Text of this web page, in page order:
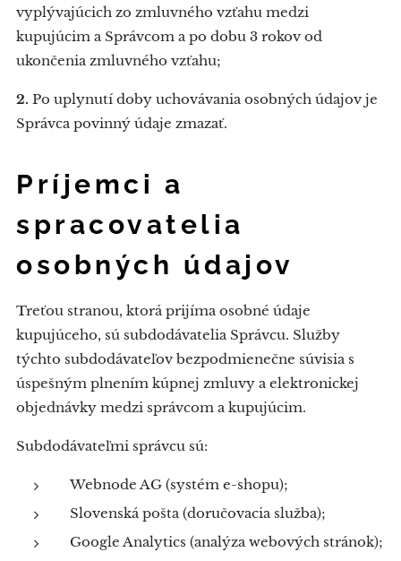
vyplývajúcich zo zmluvného vzťahu medzi
kupujúcim a Správcom a po dobu 3 rokov od
ukončenia zmluvného vzťahu;
2. Po uplynutí doby uchovávania osobných údajov je
Správca povinný údaje zmazať.
Príjemci a
spracovatelia
osobných údajov
Treťou stranou, ktorá prijíma osobné údaje
kupujúceho, sú subdodávatelia Správcu. Služby
týchto subdodávateľov bezpodmienečne súvisia s
úspešným plnením kúpnej zmluvy a elektronickej
objednávky medzi správcom a kupujúcim.
Subdodávateľmi správcu sú:
Webnode AG (systém e-shopu);
Slovenská pošta (doručovacia služba);
Google Analytics (analýza webových stránok);